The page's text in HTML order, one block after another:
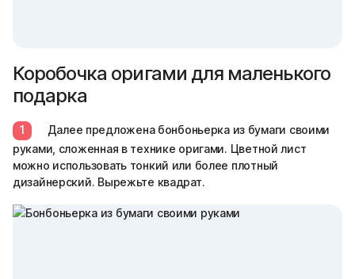
Коробочка оригами для маленького
подарка
1
Далее предложена бонбоньерка из бумаги своими
руками, сложенная в технике оригами. Цветной лист
можно использовать тонкий или более плотный
дизайнерский. Вырежьте квадрат.